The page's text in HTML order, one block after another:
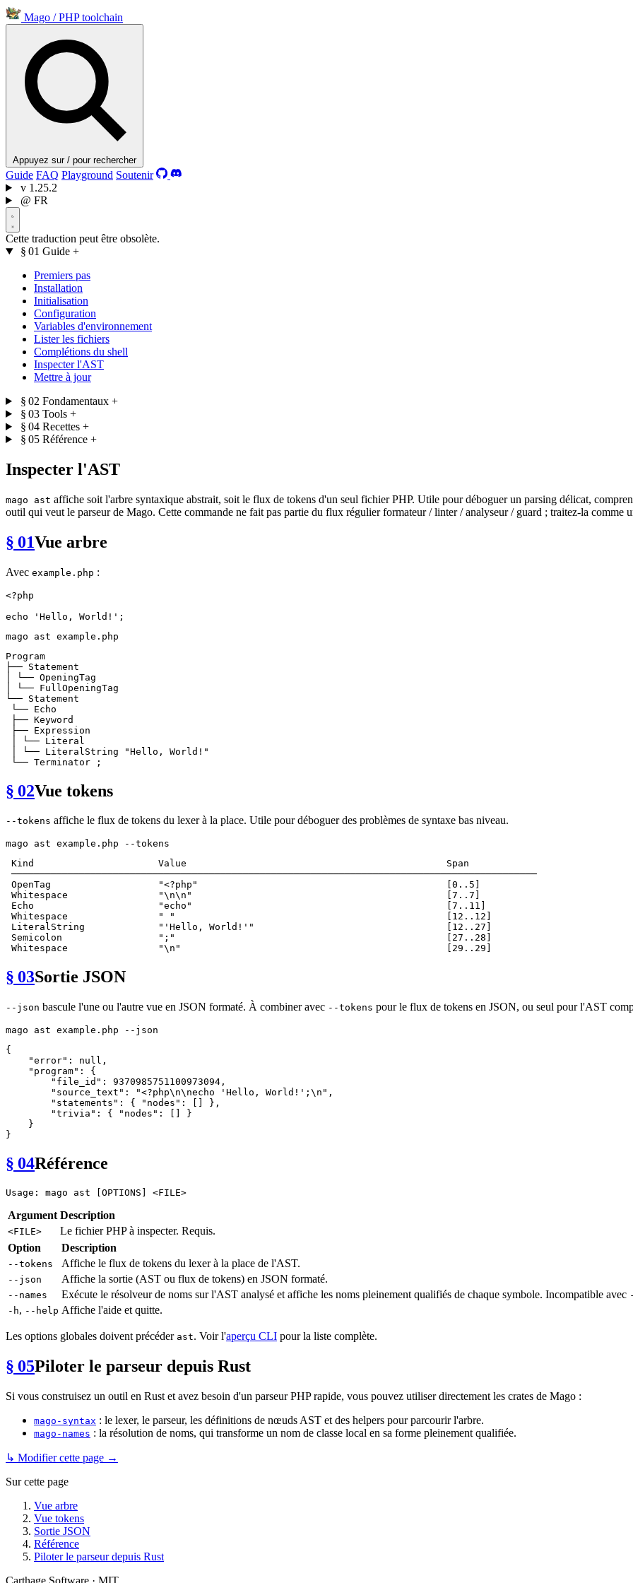
Mago / PHP toolchain
Appuyez sur / pour rechercher
Guide FAQ Playground Soutenir
v 1.25.2
@ FR
Cette traduction peut être obsolète.
§ 01 Guide +
Premiers pas
Installation
Initialisation
Configuration
Variables d'environnement
Lister les fichiers
Complétions du shell
Inspecter l'AST
Mettre à jour
§ 02 Fondamentaux +
§ 03 Tools +
§ 04 Recettes +
§ 05 Référence +
Inspecter l'AST
mago ast affiche soit l'arbre syntaxique abstrait, soit le flux de tokens d'un seul fichier PHP. Utile pour déboguer un parsing délicat,
outil qui veut le parseur de Mago. Cette commande ne fait pas partie du flux régulier formateur / linter / analyseur / guard ; traitez-la comme
§ 01Vue arbre
Avec example.php :
<?php
echo
'Hello, World!'
Program
├── Statement
│ └── OpeningTag
│ └── FullOpeningTag
└── Statement
└── Echo
├── Keyword
├── Expression
│ └── Literal
│ └── LiteralString "Hello, World!"
§ 02Vue tokens
--tokens affiche le flux de tokens du lexer à la place. Utile pour déboguer des problèmes de syntaxe bas niveau.
Kind                      Value                                              Span
─────────────────────────────────────────────────────────────────────────────────────────────
OpenTag                   "<?php"                                            [0..5]
Whitespace                "\n\n"                                             [7..7]
Echo                      "echo"                                             [7..11]
Whitespace                " "                                                [12..12]
LiteralString             "'Hello, World!'"                                  [12..27]
Semicolon                 ";"                                                [27..28]
§ 03Sortie JSON
--json bascule l'une ou l'autre vue en JSON formaté. À combiner avec --tokens pour le flux de tokens en JSON, ou seul pour l'AST
{
"error" : null ,
"program" :
{
"file_id" : 9370985751100973094 ,
"source_text" : "<?php\n\necho 'Hello, World!';\n" ,
"statements" : { "nodes" : } ,
"trivia" : { "nodes" :
}
}
}
§ 04Référence
Argument Description
<FILE>
Le fichier PHP à inspecter. Requis.
Option
Description
--tokens Affiche le flux de tokens du lexer à la place de l'AST.
--json Affiche la sortie (AST ou flux de tokens) en JSON formaté.
--names Exécute le résolveur de noms sur l'AST analysé et affiche les noms pleinement qualifiés de chaque symbole. Incompatible avec
-h, --help Affiche l'aide et quitte.
Les options globales doivent précéder ast. Voir l'aperçu CLI pour la liste complète.
§ 05Piloter le parseur depuis Rust
Si vous construisez un outil en Rust et avez besoin d'un parseur PHP rapide, vous pouvez utiliser directement les crates de Mago :
mago-syntax : le lexer, le parseur, les définitions de nœuds AST et des helpers pour parcourir l'arbre.
mago-names : la résolution de noms, qui transforme un nom de classe local en sa forme pleinement qualifiée.
↳ Modifier cette page →
Sur cette page
Vue arbre
Vue tokens
Sortie JSON
Référence
Piloter le parseur depuis Rust
Carthage Software · MIT